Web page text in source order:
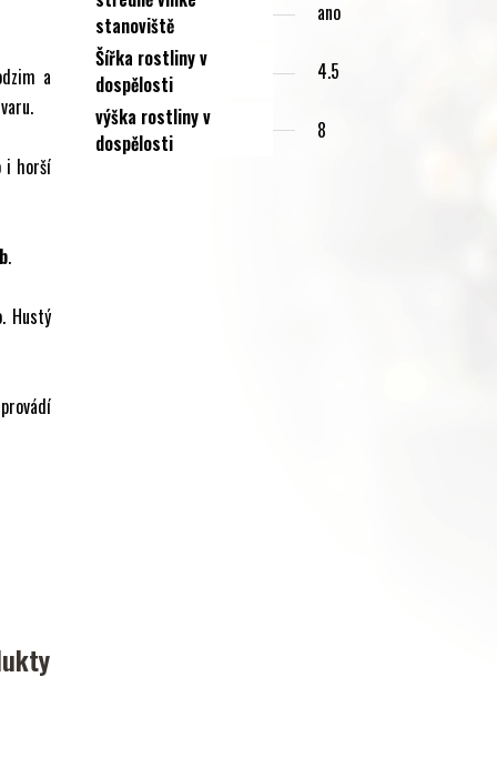
a
i horší
.
Hustý
stanoviště
ano
Šířka rostliny v
dospělosti
4.5
výška rostliny v
dospělosti
8